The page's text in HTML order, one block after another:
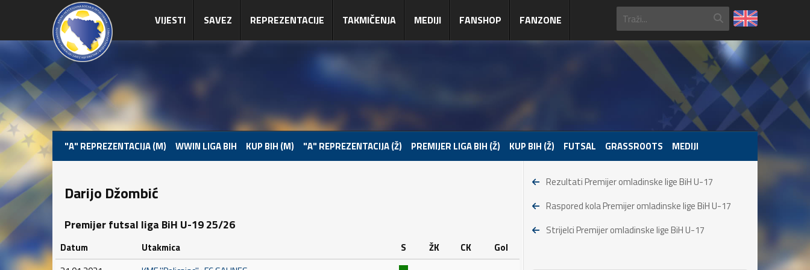
VIJESTI SAVEZ REPREZENTACIJE TAKMIČENJA MEDIJI FANSHOP FANZONE
"A" REPREZENTACIJA (M) WWIN LIGA BIH KUP BIH (M) "A" REPREZENTACIJA (Ž) PREMIJER LIGA BIH (Ž) KUP BIH (Ž) FUTSAL GRASSROOTS MEDIJI
Darijo Džombić
Premijer futsal liga BiH U-19 25/26
Datum Utakmica S ŽK CK
Gol
Rezultati Premijer omladinske lige BiH U-17
Raspored kola Premijer omladinske lige BiH U-17
Strijelci Premijer omladinske lige BiH U-17